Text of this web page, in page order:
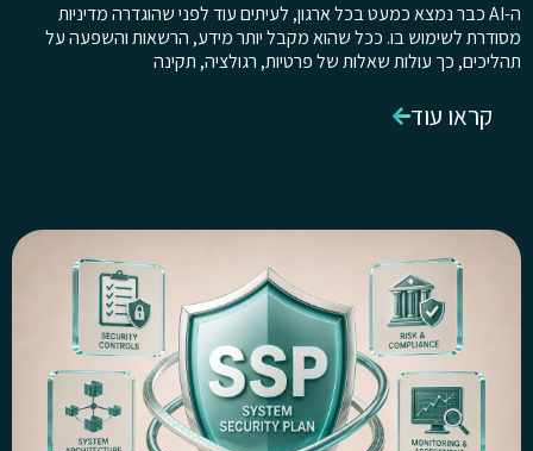
ה-AI כבר נמצא כמעט בכל ארגון, לעיתים עוד לפני שהוגדרה מדיניות
מסודרת לשימוש בו. ככל שהוא מקבל יותר מידע, הרשאות והשפעה על
תהליכים, כך עולות שאלות של פרטיות, רגולציה, תקינה
קראו עוד